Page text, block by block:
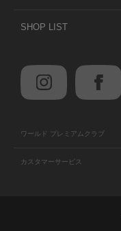
SHOP LIST
ワールド プレミアムクラブ
カスタマーサービス